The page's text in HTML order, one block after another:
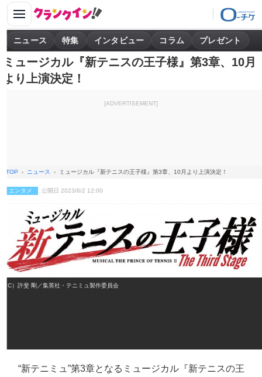
ニュース 特集 インタビュー コラム プレゼント
ミュージカル『新テニスの王子様』第3章、10月
より上演決定！
[ADVERTISEMENT]
TOP ニュース ミュージカル『新テニスの王子様』第3章、10月より上演決定！
エンタメ 公開日 2023/6/2 12:00
（C）許斐 剛／集英社・テニミュ製作委員会
“新テニミュ”第3章となるミュージカル『新テニスの王